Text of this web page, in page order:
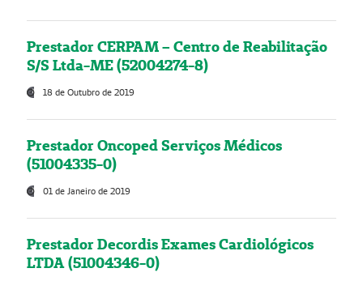
Prestador CERPAM – Centro de Reabilitação
S/S Ltda-ME (52004274-8)
18 de Outubro de 2019
Prestador Oncoped Serviços Médicos
(51004335-0)
01 de Janeiro de 2019
Prestador Decordis Exames Cardiológicos
LTDA (51004346-0)